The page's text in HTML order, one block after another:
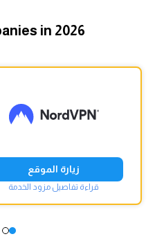
in 2026
زيارة الموقع
قراءة تفاصيل مزود الخدمة